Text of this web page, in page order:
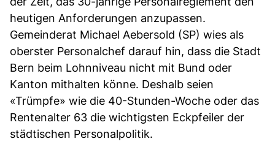
heutigen Anforderungen anzupassen.
Gemeinderat Michael Aebersold (SP) wies als
oberster Personalchef darauf hin, dass die Stadt
Bern beim Lohnniveau nicht mit Bund oder
Kanton mithalten könne. Deshalb seien
«Trümpfe» wie die 40-Stunden-Woche oder das
Rentenalter 63 die wichtigsten Eckpfeiler der
städtischen Personalpolitik.